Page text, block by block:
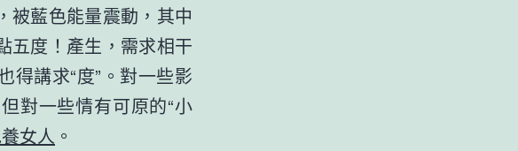
被藍色能量震動，其中
五度！產生，需求相干
得講求“度”。對一些影
對一些情有可原的“小
女人 。